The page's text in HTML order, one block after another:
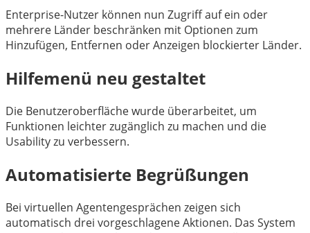
Enterprise-Nutzer können nun Zugriff auf ein oder
mehrere Länder beschränken mit Optionen zum
Hinzufügen, Entfernen oder Anzeigen blockierter Länder.
Hilfemenü neu gestaltet
Die Benutzeroberfläche wurde überarbeitet, um
Funktionen leichter zugänglich zu machen und die
Usability zu verbessern.
Automatisierte Begrüßungen
Bei virtuellen Agentengesprächen zeigen sich
automatisch drei vorgeschlagene Aktionen. Das System